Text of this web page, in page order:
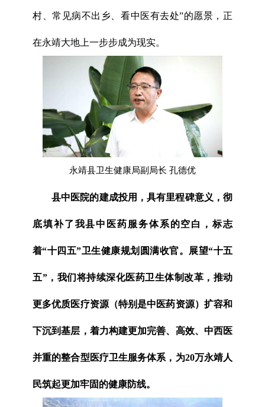
村、常见病不出乡、看中医有去处”的愿景，正
在永靖大地上一步步成为现实。
永靖县卫生健康局副局长 孔德优
县中医院的建成投用，具有里程碑意义，彻
底填补了我县中医药服务体系的空白，标志
着“十四五”卫生健康规划圆满收官。展望“十五
五”，我们将持续深化医药卫生体制改革，推动
更多优质医疗资源（特别是中医药资源）扩容和
下沉到基层，着力构建更加完善、高效、中西医
并重的整合型医疗卫生服务体系，为20万永靖人
民筑起更加牢固的健康防线。